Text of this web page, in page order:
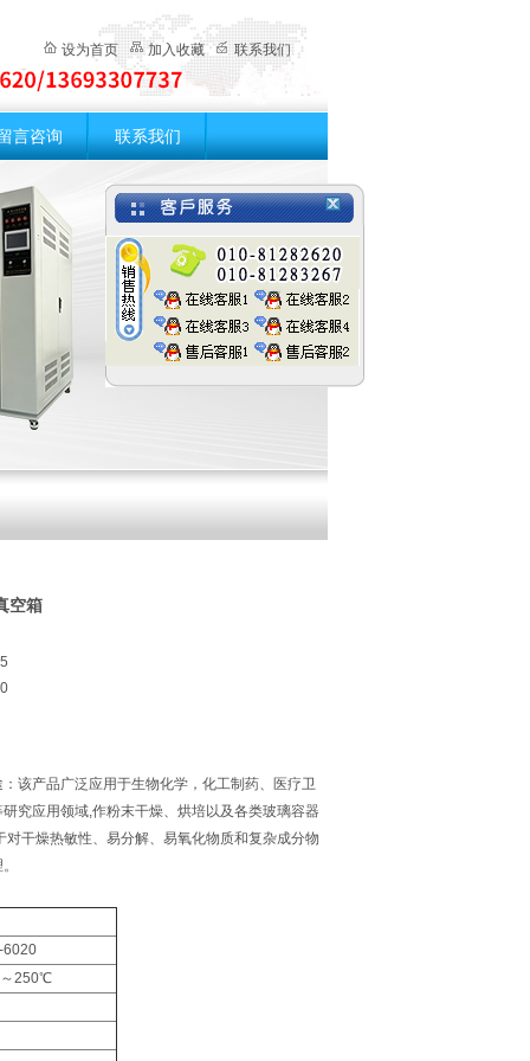
设为首页 加入收藏 联系我们
言咨询 联系我们
空箱
该产品广泛应用于生物化学，化工制药、医疗卫
究应用领域,作粉末干燥、烘培以及各类玻璃容器
对干燥热敏性、易分解、易氧化物质和复杂成分物
6020
250℃